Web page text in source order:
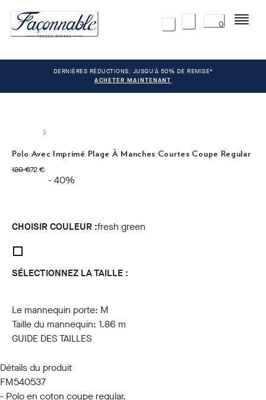
0 Menu
DERNIÈRES RÉDUCTIONS: JUSQU'À 50% DE REMISE*
ACHETER MAINTENANT
Polo Avec Imprimé Plage À Manches Courtes Coupe Regular
120 €
original price 120 €
72 €
current price 72 €
- 40%
CHOISIR COULEUR :fresh green
SÉLECTIONNEZ LA TAILLE :
Le mannequin porte: M
Taille du mannequin: 1.86 m
GUIDE DES TAILLES
Détails du produit
FM540537
- Polo en coton coupe regular.